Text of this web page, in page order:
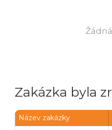
Zakázka byla
Název zakázky